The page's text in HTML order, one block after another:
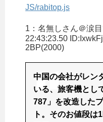
JS/rabitop.js
1： 名無しさん＠涙目
22:43:23.50
2BP(2000)
中国の会社がレン
いる、旅客機とし
787」を改造した
ト。そのお値段は